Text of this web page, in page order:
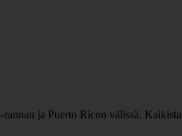
ja Puerto Ricon välissä.